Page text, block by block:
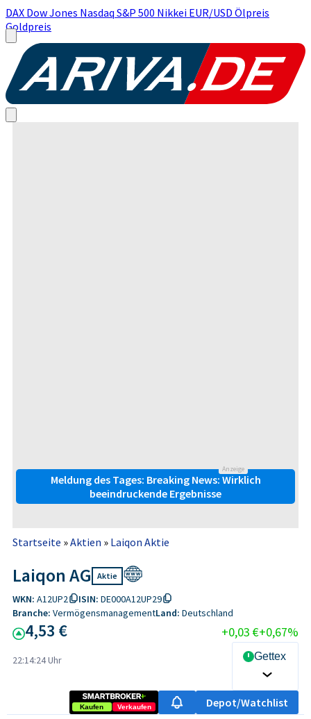
DAX Dow Jones Nasdaq S&P 500 Nikkei EUR/USD Ölpreis
Goldpreis
Anzeige
Meldung des Tages: Breaking News: Wirklich
beeindruckende Ergebnisse
Startseite »Aktien » Laiqon Aktie
Laiqon AG Aktie
WKN: A12UP2 ISIN: DE000A12UP29
Branche: VermögensmanagementLand: Deutschland
4,53 € +0,03 €+0,67%
22:14:24 Uhr Gettex
Kaufen Verkaufen Depot/Watchlist